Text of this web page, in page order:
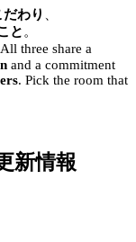
わり
と 。
All three share a
and a commitment
. Pick the room that
新情報